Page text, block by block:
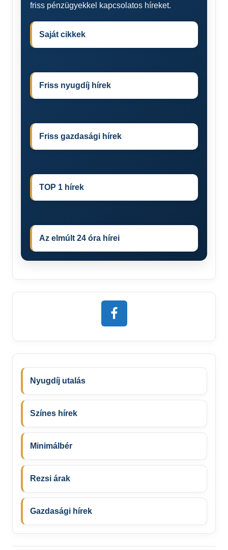
friss pénzügyekkel kapcsolatos híreket.
Saját cikkek
Friss nyugdíj hírek
Friss gazdasági hírek
TOP 1 hírek
Az elmúlt 24 óra hírei
Nyugdíj utalás
Színes hírek
Minimálbér
Rezsi árak
Gazdasági hírek